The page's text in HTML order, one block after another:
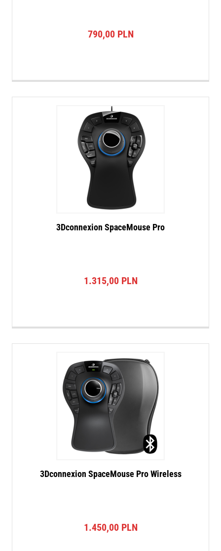
790,00 PLN
3Dconnexion SpaceMouse Pro
1.315,00 PLN
3Dconnexion SpaceMouse Pro Wireless
1.450,00 PLN